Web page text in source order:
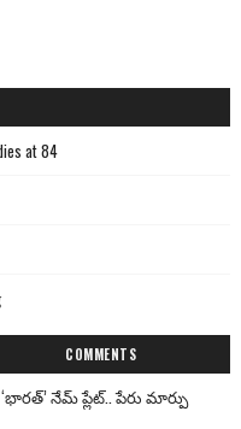
at 84
COMMENTS
నేమ్ ప్లేట్‌.. పేరు మార్పు